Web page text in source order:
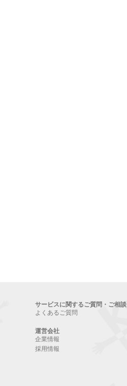
サービスに関するご質問・ご相談
よくあるご質問
運営会社
企業情報
採用情報